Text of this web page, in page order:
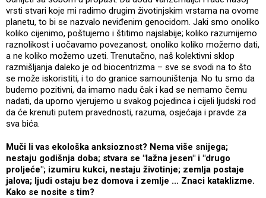
vrsti stvari koje mi radimo drugim životinjskim vrstama na ovome
planetu, to bi se nazvalo neviđenim genocidom. Jaki smo onoliko
koliko cijenimo, poštujemo i štitimo najslabije; koliko razumijemo
raznolikost i uočavamo povezanost; onoliko koliko možemo dati,
a ne koliko možemo uzeti. Trenutačno, naš kolektivni sklop
razmišljanja daleko je od biocentrizma – sve se svodi na to što
se može iskoristiti, i to do granice samouništenja. No tu smo da
budemo pozitivni, da imamo nadu čak i kad se nemamo čemu
nadati, da uporno vjerujemo u svakog pojedinca i cijeli ljudski rod
da će krenuti putem pravednosti, razuma, osjećaja i pravde za
sva bića.
Muči li vas ekološka anksioznost? Nema više snijega;
nestaju godišnja doba; stvara se "lažna jesen" i "drugo
proljeće"; izumiru kukci, nestaju životinje; zemlja postaje
jalova; ljudi ostaju bez domova i zemlje ... Znaci kataklizme.
Kako se nosite s tim?